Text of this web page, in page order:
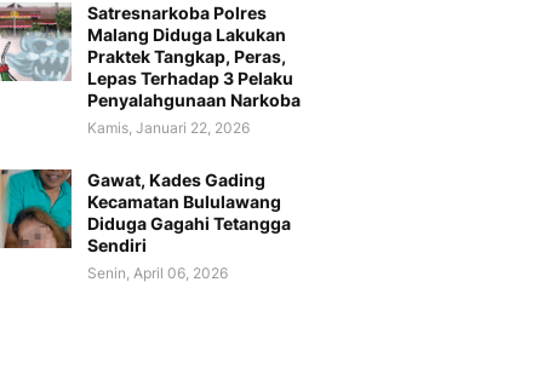
Satresnarkoba Polres
Malang Diduga Lakukan
Praktek Tangkap, Peras,
Lepas Terhadap 3 Pelaku
Penyalahgunaan Narkoba
Kamis, Januari 22, 2026
Gawat, Kades Gading
Kecamatan Bululawang
Diduga Gagahi Tetangga
Sendiri
Senin, April 06, 2026